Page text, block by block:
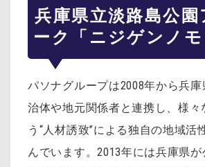
兵庫県立淡路島公
ーク「ニジゲンノ
パソナグループは2008年から兵庫
治体や地元関係者と連携し、様々
う“人材誘致”による独自の地域活
んでいます。2013年には兵庫県